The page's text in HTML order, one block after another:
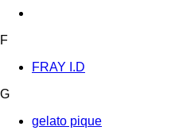
F
FRAY I.D
G
gelato pique